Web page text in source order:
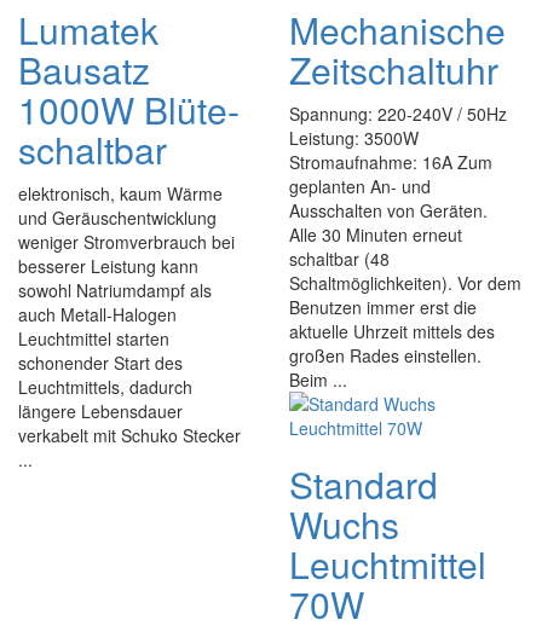
Lumatek
Bausatz
1000W Blüte-
schaltbar
elektronisch, kaum Wärme
und Geräuschentwicklung
weniger Stromverbrauch bei
besserer Leistung kann
sowohl Natriumdampf als
auch Metall-Halogen
Leuchtmittel starten
schonender Start des
Leuchtmittels, dadurch
längere Lebensdauer
verkabelt mit Schuko Stecker
...
Mechanische
Zeitschaltuhr
Spannung: 220-240V / 50Hz
Leistung: 3500W
Stromaufnahme: 16A Zum
geplanten An- und
Ausschalten von Geräten.
Alle 30 Minuten erneut
schaltbar (48
Schaltmöglichkeiten). Vor dem
Benutzen immer erst die
aktuelle Uhrzeit mittels des
großen Rades einstellen.
Beim ...
Standard
Wuchs
Leuchtmittel
70W